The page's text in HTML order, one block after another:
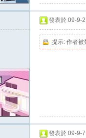
發表於 09-9-
提示: 作者被
發表於 09-9-